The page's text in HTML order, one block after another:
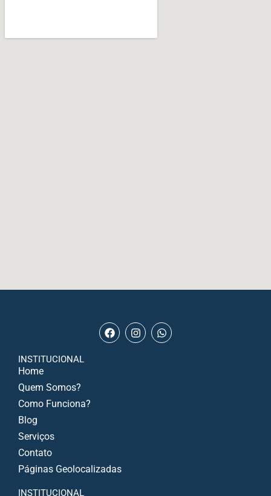
INSTITUCIONAL
Home
Quem Somos?
Como Funciona?
Blog
Serviços
Contato
Páginas Geolocalizadas
INSTITUCIONAL